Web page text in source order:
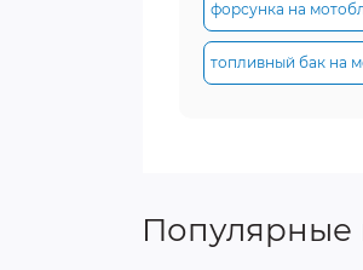
форсунка на
топливный бак на
Популярные